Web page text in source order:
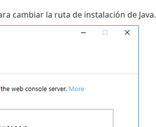
cambiar la ruta de instalación de Java.